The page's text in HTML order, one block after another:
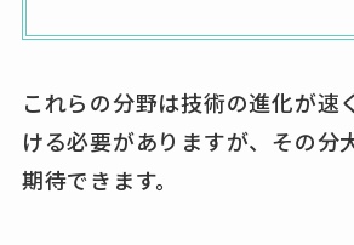
これらの分野は技術の進化が速
ける必要がありますが、その分
期待できます。